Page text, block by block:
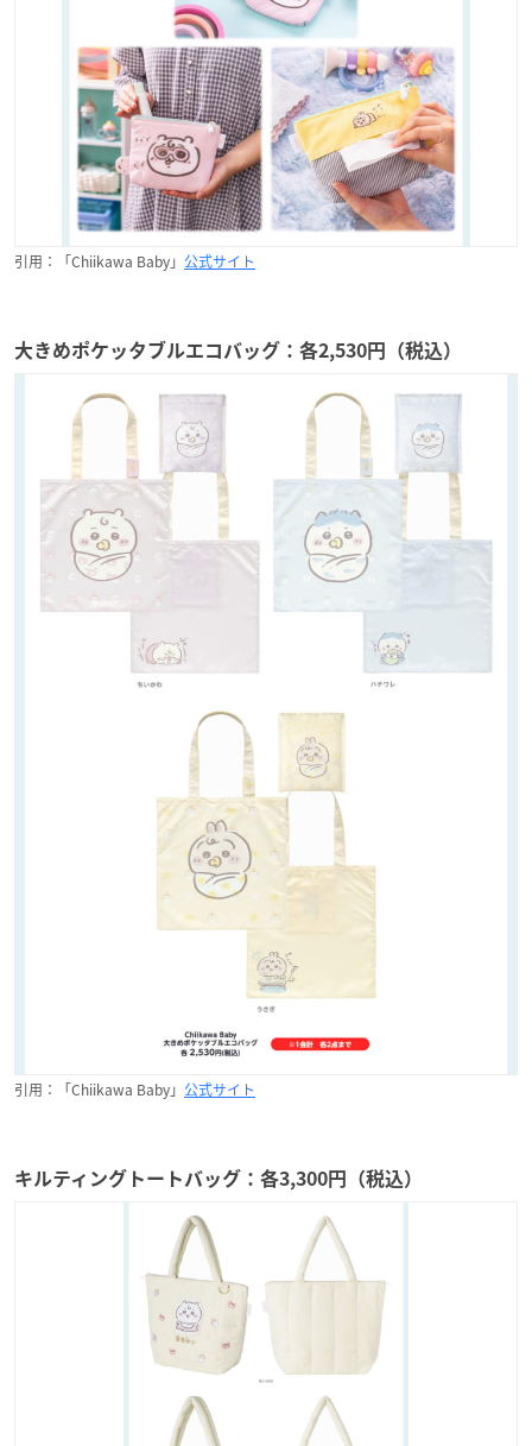
引用：「Chiikawa Baby」 公式サイト
大きめポケッタブルエコバッグ：各2,530円（税込）
引用：「Chiikawa Baby」 公式サイト
キルティングトートバッグ：各3,300円（税込）